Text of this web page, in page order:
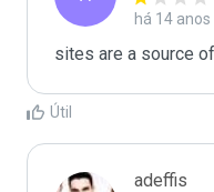
há 14 anos
sites are a source
Útil
adeffis